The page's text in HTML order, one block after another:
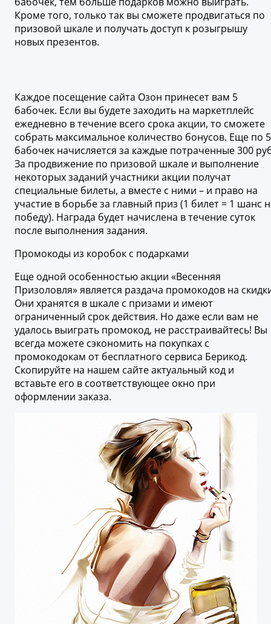
Кроме того, только так вы сможете продвигаться по
призовой шкале и получать доступ к розыгрышу
новых презентов.
Каждое посещение сайта Озон принесет вам 5
бабочек. Если вы будете заходить на маркетплейс
ежедневно в течение всего срока акции, то сможете
собрать максимальное количество бонусов. Еще по 5
бабочек начисляется за каждые потраченные 300
За продвижение по призовой шкале и выполнение
некоторых заданий участники акции получат
специальные билеты, а вместе с ними – и право на
участие в борьбе за главный приз (1 билет = 1 шанс
победу). Награда будет начислена в течение суток
после выполнения задания.
Промокоды из коробок с подарками
Еще одной особенностью акции «Весенняя
Призоловля» является раздача промокодов на
Они хранятся в шкале с призами и имеют
ограниченный срок действия. Но даже если вам не
удалось выиграть промокод, не расстраивайтесь! Вы
всегда можете сэкономить на покупках с
промокодокам от бесплатного сервиса Берикод.
Скопируйте на нашем сайте актуальный код и
вставьте его в соответствующее окно при
оформлении заказа.